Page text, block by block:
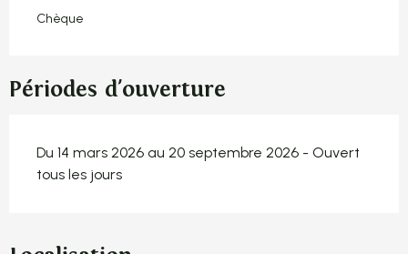
Chèque
Périodes d'ouverture
Du 14 mars 2026 au 20 septembre 2026 - Ouvert
tous les jours